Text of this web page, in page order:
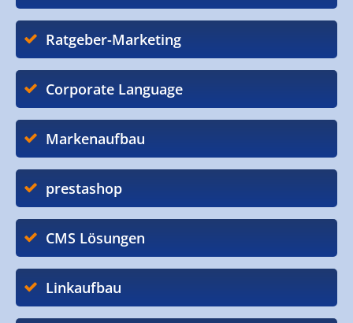
Ratgeber-Marketing
Corporate Language
Markenaufbau
prestashop
CMS Lösungen
Linkaufbau